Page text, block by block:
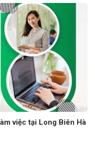
việc tại Long Biên Hà